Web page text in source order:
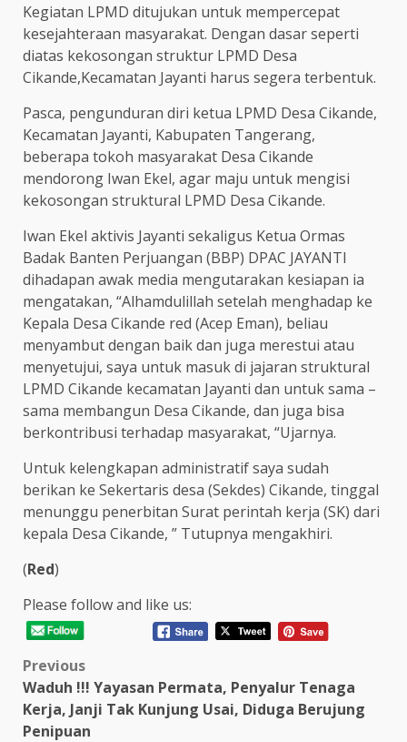
Kegiatan LPMD ditujukan untuk mempercepat
kesejahteraan masyarakat. Dengan dasar seperti
diatas kekosongan struktur LPMD Desa
Cikande,Kecamatan Jayanti harus segera terbentuk.
Pasca, pengunduran diri ketua LPMD Desa Cikande,
Kecamatan Jayanti, Kabupaten Tangerang,
beberapa tokoh masyarakat Desa Cikande
mendorong Iwan Ekel, agar maju untuk mengisi
kekosongan struktural LPMD Desa Cikande.
Iwan Ekel aktivis Jayanti sekaligus Ketua Ormas
Badak Banten Perjuangan (BBP) DPAC JAYANTI
dihadapan awak media mengutarakan kesiapan ia
mengatakan, “Alhamdulillah setelah menghadap ke
Kepala Desa Cikande red (Acep Eman), beliau
menyambut dengan baik dan juga merestui atau
menyetujui, saya untuk masuk di jajaran struktural
LPMD Cikande kecamatan Jayanti dan untuk sama –
sama membangun Desa Cikande, dan juga bisa
berkontribusi terhadap masyarakat, “Ujarnya.
Untuk kelengkapan administratif saya sudah
berikan ke Sekertaris desa (Sekdes) Cikande, tinggal
menunggu penerbitan Surat perintah kerja (SK) dari
kepala Desa Cikande, ” Tutupnya mengakhiri.
(Red)
Please follow and like us:
Post
navigation
Previous
Waduh !!! Yayasan Permata, Penyalur Tenaga
Kerja, Janji Tak Kunjung Usai, Diduga Berujung
Penipuan